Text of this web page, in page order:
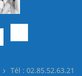
Tél : 02.85.52.63.21